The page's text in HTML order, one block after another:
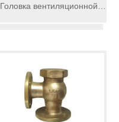
Головка вентиляционной